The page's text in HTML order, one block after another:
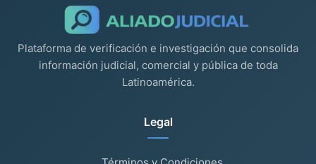
Plataforma de verificación e investigación que consolida
información judicial, comercial y pública de toda
Latinoamérica.
Legal